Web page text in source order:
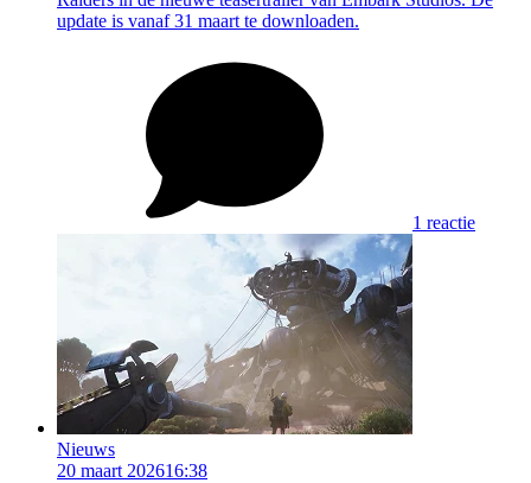
update is vanaf 31 maart te downloaden.
1 reactie
Nieuws
20 maart 202616:38